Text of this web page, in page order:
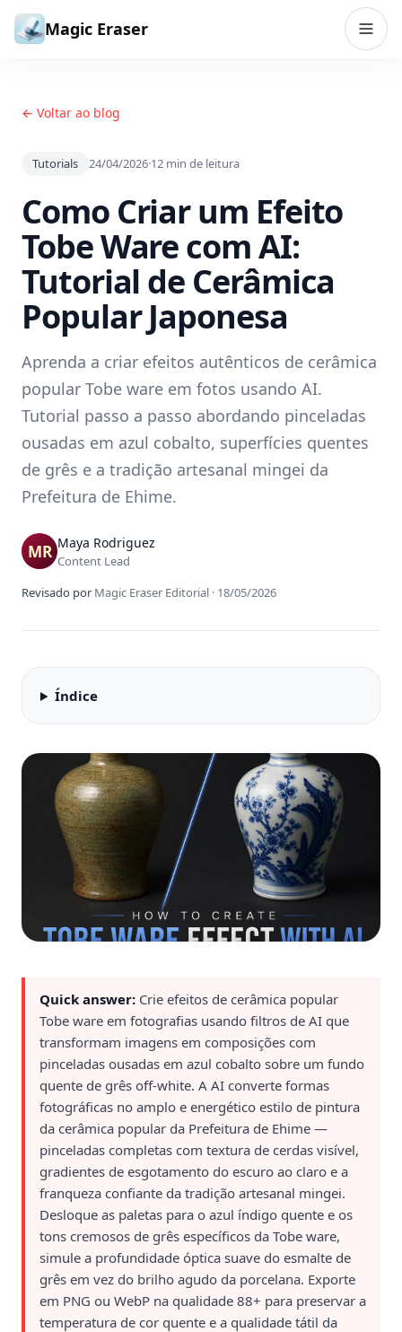
Ir para o conteúdo
Magic Eraser
← Voltar ao blog
Tutorials 24/04/2026·12 min de leitura
Como Criar um Efeito
Tobe Ware com AI:
Tutorial de Cerâmica
Popular Japonesa
Aprenda a criar efeitos autênticos de cerâmica
popular Tobe ware em fotos usando AI.
Tutorial passo a passo abordando pinceladas
ousadas em azul cobalto, superfícies quentes
de grês e a tradição artesanal mingei da
Prefeitura de Ehime.
Maya Rodriguez
Content Lead
Revisado por Magic Eraser Editorial · 18/05/2026
Índice
Quick answer: Crie efeitos de cerâmica popular
Tobe ware em fotografias usando filtros de AI que
transformam imagens em composições com
pinceladas ousadas em azul cobalto sobre um fundo
quente de grês off-white. A AI converte formas
fotográficas no amplo e energético estilo de pintura
da cerâmica popular da Prefeitura de Ehime —
pinceladas completas com textura de cerdas visível,
gradientes de esgotamento do escuro ao claro e a
franqueza confiante da tradição artesanal mingei.
Desloque as paletas para o azul índigo quente e os
tons cremosos de grês específicos da Tobe ware,
simule a profundidade óptica suave do esmalte de
grês em vez do brilho agudo da porcelana. Exporte
em PNG ou WebP na qualidade 88+ para preservar a
temperatura de cor quente e a qualidade tátil da